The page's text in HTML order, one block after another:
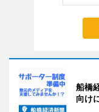
船橋
向け